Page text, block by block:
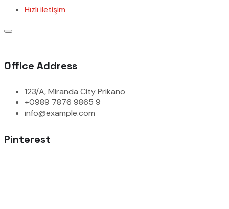
Hızlı iletişim
Office Address
123/A, Miranda City Prikano
+0989 7876 9865 9
info@example.com
Pinterest